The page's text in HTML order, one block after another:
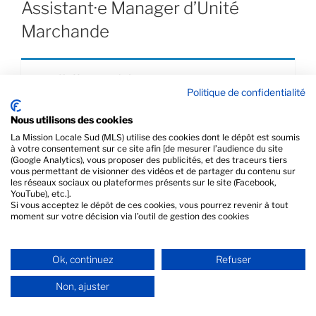
Assistant·e Manager d’Unité
Marchande
L'offre a expiré.
PRÉCÉDENT
Vendeur(se) en prêt-à-porter
SUIVANT
Politique de confidentialité
Nous utilisons des cookies
La Mission Locale Sud (MLS) utilise des cookies dont le dépôt est soumis
à votre consentement sur ce site afin [de mesurer l’audience du site
(Google Analytics), vous proposer des publicités, et des traceurs tiers
vous permettant de visionner des vidéos et de partager du contenu sur
les réseaux sociaux ou plateformes présents sur le site (Facebook,
YouTube), etc.].
Si vous acceptez le dépôt de ces cookies, vous pourrez revenir à tout
moment sur votre décision via l’outil de gestion des cookies
Ok, continuez Refuser
Non, ajuster